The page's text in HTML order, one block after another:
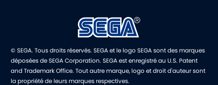
© SEGA. Tous droits réservés. SEGA et le logo SEGA sont des marques
déposées de SEGA Corporation. SEGA est enregistré au U.S. Patent
and Trademark Office. Tout autre marque, logo et droit d'auteur sont
la propriété de leurs marques respectives.